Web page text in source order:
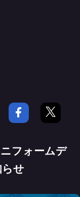
フォームデ
せ